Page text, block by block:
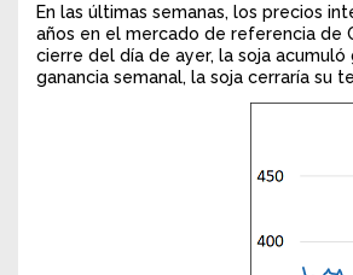
En las últimas semanas, los precios
años en el mercado de referencia de
cierre del día de ayer, la soja acumuló
ganancia semanal, la soja cerraría su